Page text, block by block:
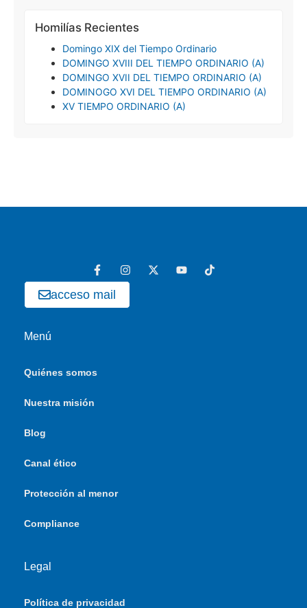
Homilías Recientes
Domingo XIX del Tiempo Ordinario
DOMINGO XVIII DEL TIEMPO ORDINARIO (A)
DOMINGO XVII DEL TIEMPO ORDINARIO (A)
DOMINOGO XVI DEL TIEMPO ORDINARIO (A)
XV TIEMPO ORDINARIO (A)
acceso mail
Menú
Quiénes somos
Nuestra misión
Blog
Canal ético
Protección al menor
Compliance
Legal
Política de privacidad